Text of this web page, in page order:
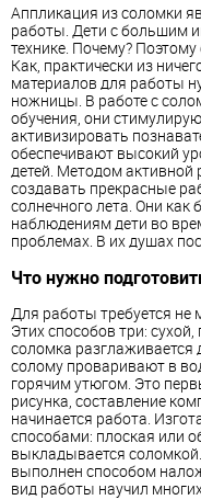
Аппликация из соломки
работы. Дети с большим
технике. Почему?
Как, практически из
материалов для работы
ножницы. В работе с
обучения, они
активизировать
обеспечивают высокий
детей . Методом
создавать прекрасные
солнечного лета. Они
наблюдениям дети во
проблемах. В их душах
Что нужно
Для работы требуется не
Этих способов три:
соломка разглаживается
солому проваривают в
горячим утюгом. Это
рисунка, составление
начинается работа.
способами: плоская или
выкладывается
выполнен способом
вид работы научил